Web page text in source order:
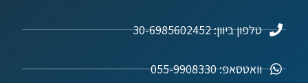
טלפון ביוון: 30-6985602452
וואטסאפ: 055-9908330